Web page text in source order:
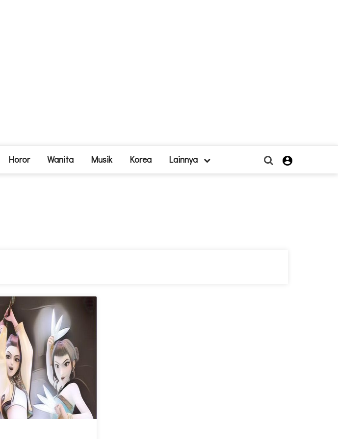
Horor Wanita Musik Korea Lainnya 